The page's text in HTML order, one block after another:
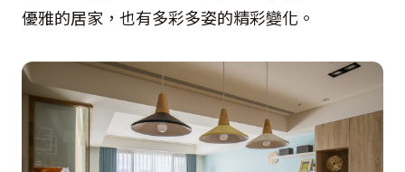
優雅的居家，也有多彩多姿的精彩變化。